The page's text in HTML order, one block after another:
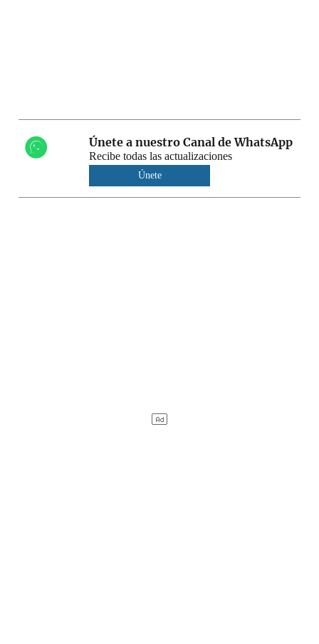
Únete a nuestro Canal de WhatsApp
Recibe todas las actualizaciones
Únete